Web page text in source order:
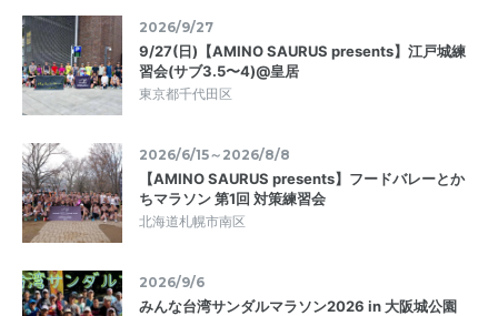
2026/9/27
9/27(日)【AMINO SAURUS presents】江戸城練
習会(サブ3.5〜4)@皇居
東京都千代田区
2026/6/15～2026/8/8
【AMINO SAURUS presents】フードバレーとか
ちマラソン 第1回 対策練習会
北海道札幌市南区
2026/9/6
みんな台湾サンダルマラソン2026 in 大阪城公園